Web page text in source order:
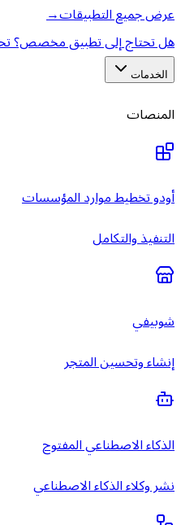
عرض جميع التطبيقات→
هل تحتاج إلى تطبيق مخصص؟
الخدمات
المنصات
أودو تخطيط موارد المؤسسات
التنفيذ والتكامل
شوبيفي
إنشاء وتحسين المتجر
الذكاء الاصطناعي المفتوح
نشر وكلاء الذكاء الاصطناعي